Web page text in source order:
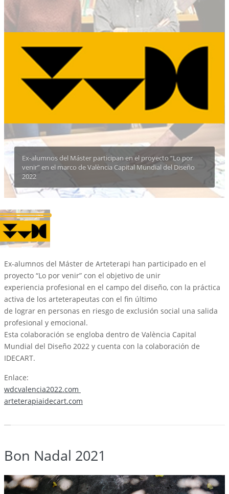
Ex-alumnos del Máster participan en el proyecto “Lo por
venir” en el marco de València Capital Mundial del Diseño
2022
Ex-alumnos del Máster de Arteterapi han participado en el
proyecto “Lo por venir” con el objetivo de unir
experiencia profesional en el campo del diseño, con la práctica
activa de los arteterapeutas con el fin último
de lograr en personas en riesgo de exclusión social una salida
profesional y emocional.
Esta colaboración se engloba dentro de València Capital
Mundial del Diseño 2022 y cuenta con la colaboración de
IDECART.
Enlace:
wdcvalencia2022.com
arteterapiaidecart.com
Bon Nadal 2021